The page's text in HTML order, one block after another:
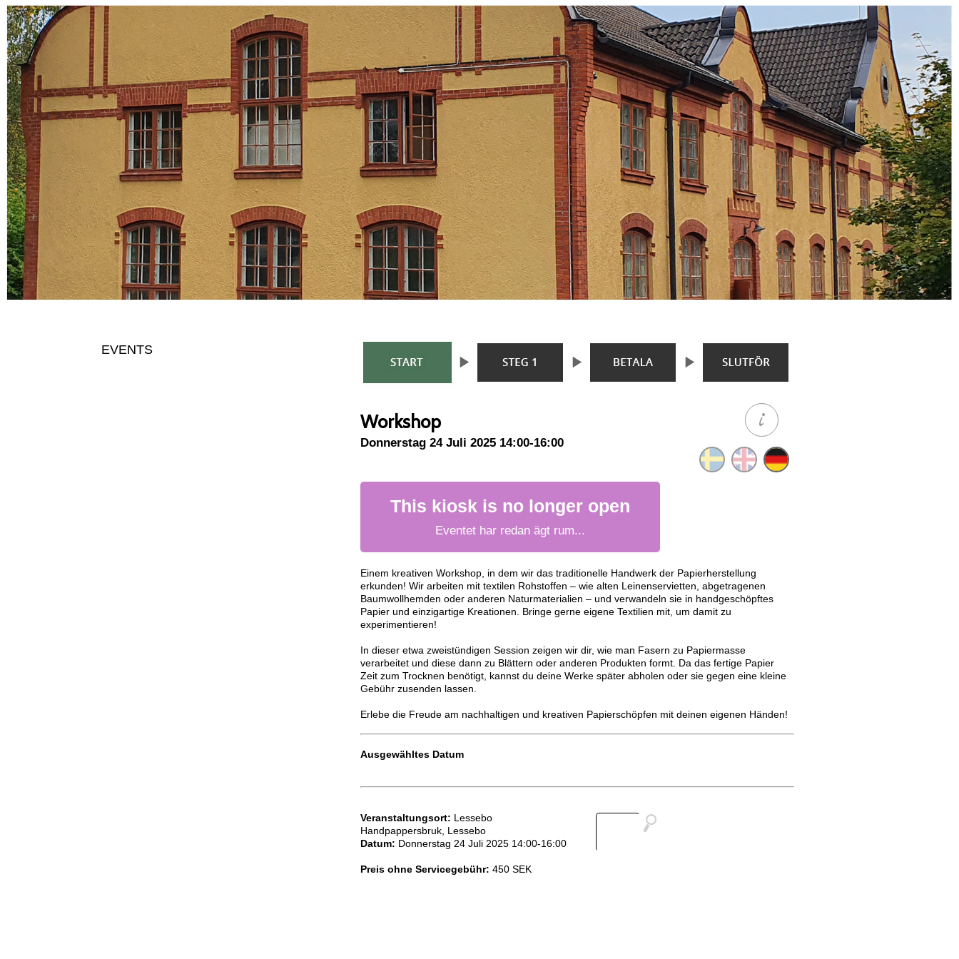
EVENTS
Workshop
Donnerstag 24 Juli 2025 14:00-16:00
This kiosk is no longer open
Eventet har redan ägt rum...
Einem kreativen Workshop, in dem wir das traditionelle Handwerk der Papierherstellung
erkunden! Wir arbeiten mit textilen Rohstoffen – wie alten Leinenservietten, abgetragenen
Baumwollhemden oder anderen Naturmaterialien – und verwandeln sie in handgeschöpftes
Papier und einzigartige Kreationen. Bringe gerne eigene Textilien mit, um damit zu
experimentieren!
In dieser etwa zweistündigen Session zeigen wir dir, wie man Fasern zu Papiermasse
verarbeitet und diese dann zu Blättern oder anderen Produkten formt. Da das fertige Papier
Zeit zum Trocknen benötigt, kannst du deine Werke später abholen oder sie gegen eine kleine
Gebühr zusenden lassen.
Erlebe die Freude am nachhaltigen und kreativen Papierschöpfen mit deinen eigenen Händen!
Ausgewähltes Datum
Veranstaltungsort: Lessebo
Handpappersbruk, Lessebo
Datum: Donnerstag 24 Juli 2025 14:00-16:00
Preis ohne Servicegebühr: 450 SEK